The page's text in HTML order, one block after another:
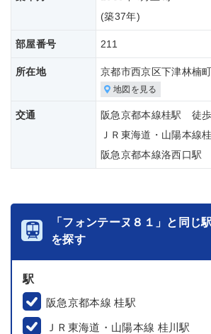
(築37年)
部屋番号 211
所在地 京都市西京区下津林楠町
地図を見る
交通
阪急京都本線桂駅 徒
ＪＲ東海道・山陽本
阪急京都本線洛西口駅
「フォンテーヌ８１」と同じ
を探す
駅
阪急京都本線 桂駅
ＪＲ東海道・山陽本線 桂川駅